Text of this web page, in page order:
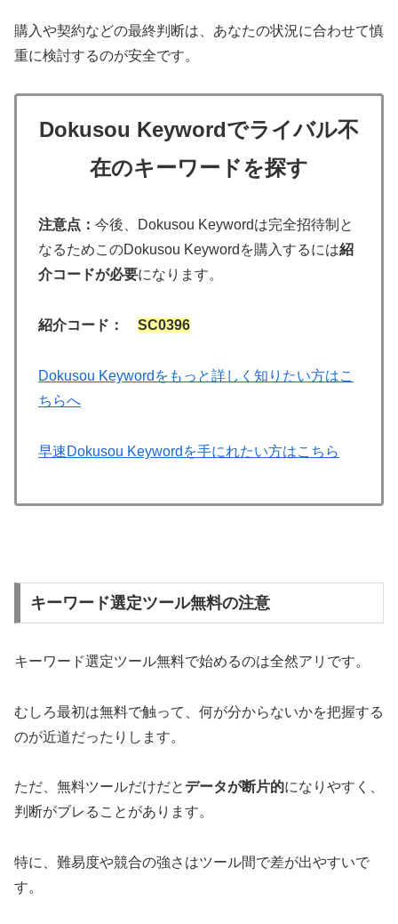
購入や契約などの最終判断は、あなたの状況に合わせて慎
重に検討するのが安全です。
Dokusou Keywordでライバル不
在のキーワードを探す
注意点： 今後、Dokusou Keywordは完全招待制と
なるためこのDokusou Keywordを購入するには紹
介コードが必要になります。
紹介コード： SC0396
Dokusou Keywordをもっと詳しく知りたい方はこ
ちらへ
早速Dokusou Keywordを手にれたい方はこちら
キーワード選定ツール無料の注意
キーワード選定ツール無料で始めるのは全然アリです。
むしろ最初は無料で触って、何が分からないかを把握する
のが近道だったりします。
ただ、無料ツールだけだと データが断片的になりやすく、
判断がブレることがあります。
特に、難易度や競合の強さはツール間で差が出やすいで
す。